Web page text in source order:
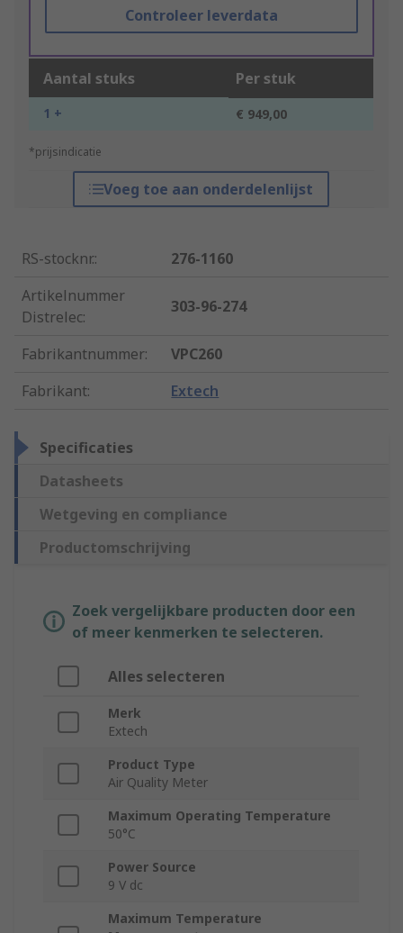
Controleer leverdata
Aantal stuks Per stuk
1 + € 949,00
*prijsindicatie
Voeg toe aan onderdelenlijst
RS-stocknr.:
276-1160
Artikelnummer
Distrelec:
303-96-274
Fabrikantnummer:
VPC260
Fabrikant: Extech
Specificaties
Datasheets
Wetgeving en compliance
Productomschrijving
Zoek vergelijkbare producten door een
of meer kenmerken te selecteren.
Alles selecteren
Merk
Extech
Product Type
Air Quality Meter
Maximum Operating Temperature
50°C
Power Source
9 V dc
Maximum Temperature